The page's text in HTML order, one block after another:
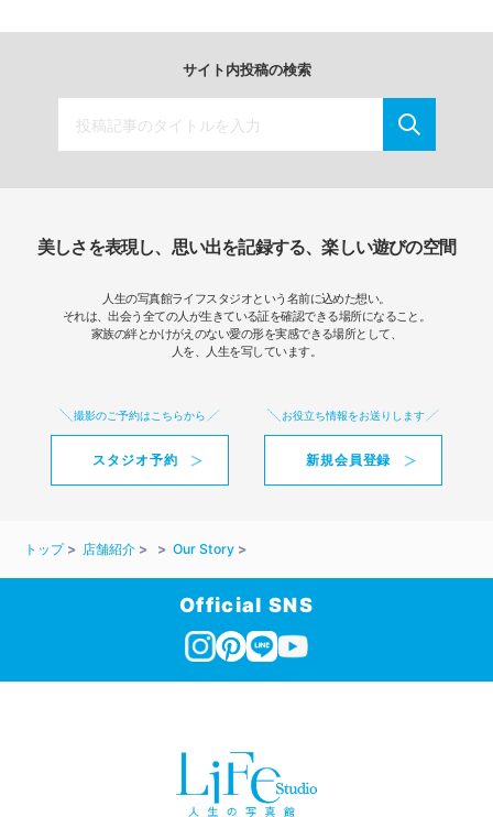
サイト内投稿の検索
美しさを表現し、思い出を記録する、楽しい遊びの空間
人生の写真館ライフスタジオという名前に込めた想い。
それは、出会う全ての人が生きている証を確認できる場所になること。
家族の絆とかけがえのない愛の形を実感できる場所として、
人を、人生を写しています。
撮影のご予約はこちらから
スタジオ予約
お役立ち情報をお送りします
新規会員登録
トップ 店舗紹介 Our Story
Official SNS